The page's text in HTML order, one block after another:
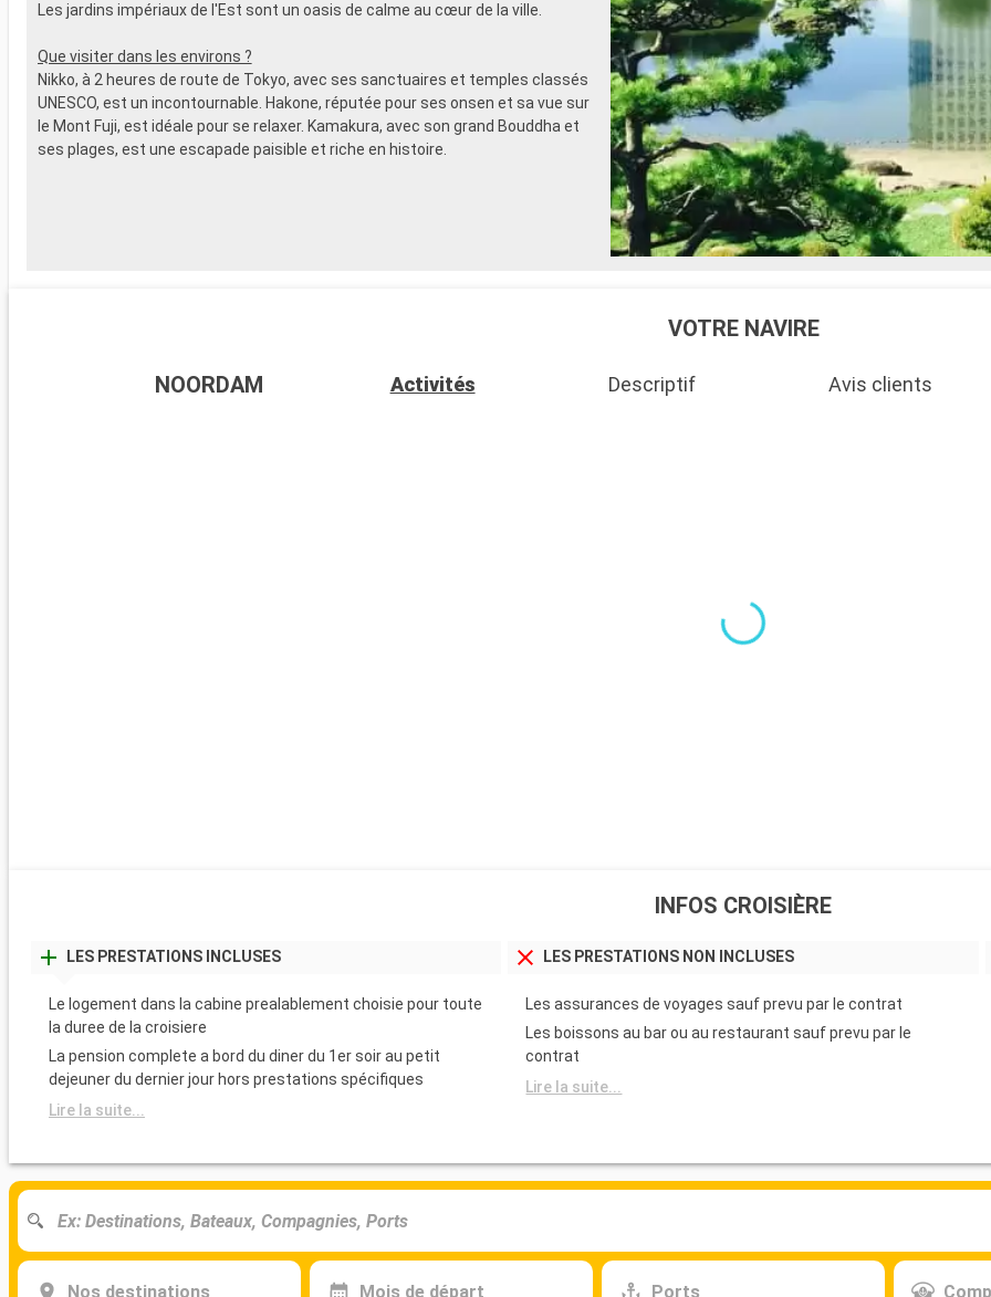
Les jardins impériaux de l'Est sont un oasis de calme au cœur de la ville.
Que visiter dans les environs ?
Nikko, à 2 heures de route de Tokyo, avec ses sanctuaires et temples classés
UNESCO, est un incontournable. Hakone, réputée pour ses onsen et sa vue sur
le Mont Fuji, est idéale pour se relaxer. Kamakura, avec son grand Bouddha et
ses plages, est une escapade paisible et riche en histoire.
VOTRE NAVIRE
NOORDAM Activités Descriptif Avis clients
INFOS CROISIÈRE
LES PRESTATIONS INCLUSES
Le logement dans la cabine prealablement choisie pour toute
la duree de la croisiere
La pension complete a bord du diner du 1er soir au petit
dejeuner du dernier jour hors prestations spécifiques
Lire la suite...
LES PRESTATIONS NON INCLUSES
Les assurances de voyages sauf prevu par le contrat
Les boissons au bar ou au restaurant sauf prevu par le
contrat
Lire la suite...
Nos destinations Mois de départ Ports